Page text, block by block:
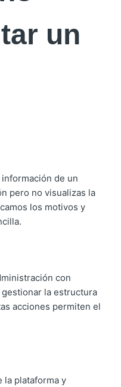
un
de un
pero no visualizas la
los motivos y
con
la estructura
acciones permiten el
la plataforma y